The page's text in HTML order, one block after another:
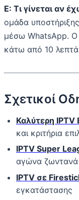
Ε: Τι γίνεται αν
ομάδα
μέσω WhatsApp. Ο
κάτω από 10
Σχετικοί
Καλύτερη
και κριτήρια
IPTV Super
αγώνα ζωντανά
IPTV σε
εγκατάστασης